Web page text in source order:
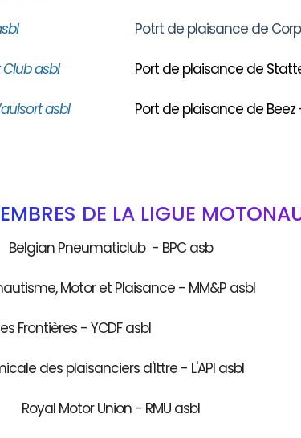
asbl
asbl
Potrt de plaisance de
Port de plaisance de
Port de plaisance de Beez
DE LA LIGUE
Belgian Pneumaticlub - BPC asb
Motor et Plaisance - MM&P asbl
Des Frontières - YCDF asbl
des plaisanciers d'Ittre - L'API asbl
Royal Motor Union - RMU asbl